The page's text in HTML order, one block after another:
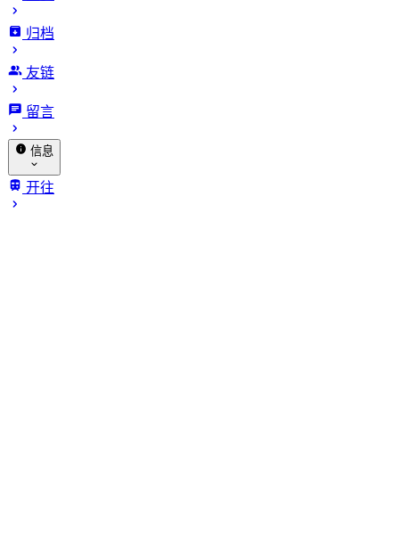
归档
友链
留言
信息
关于我
开往
归档